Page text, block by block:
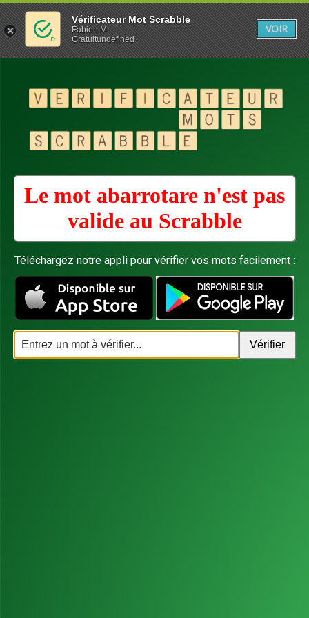
Le mot abarrotare n'est pas
valide au Scrabble
Téléchargez notre appli pour vérifier vos mots facilement :
Vérificateur Mot Scrabble
Fabien M
Gratuitundefined
VOIR